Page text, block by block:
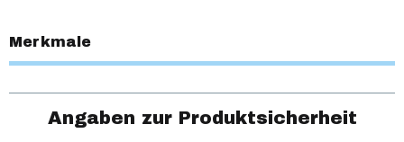
Merkmale
Angaben zur Produktsicherheit